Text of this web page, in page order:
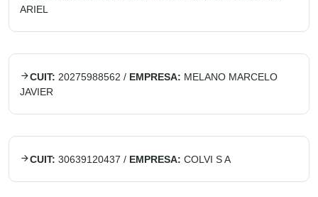
ARIEL
CUIT: 20275988562 / EMPRESA: MELANO MARCELO
JAVIER
CUIT: 30639120437 / EMPRESA: COLVI S A